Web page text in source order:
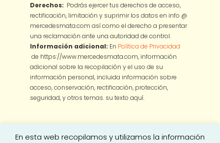
Derechos: Podrás ejercer tus derechos de acceso,
rectificación, limitación y suprimir los datos en info @
mercedesmata.com así como el derecho a presentar
una reclamación ante una autoridad de control.
Información adicional: En Política de Privacidad
de https://www.mercedesmata.com, información
adicional sobre la recopilación y el uso de su
información personal, incluida información sobre
acceso, conservación, rectificación, protección,
seguridad, y otros temas. su texto aquí.
En esta web recopilamos y utilizamos la información